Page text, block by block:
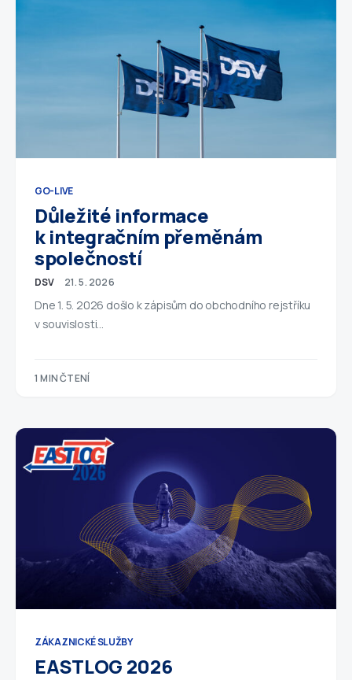
GO-LIVE
Důležité informace
k integračním přeměnám
společností
DSV 21. 5. 2026
Dne 1. 5. 2026 došlo k zápisům do obchodního rejstříku
v souvislosti…
1 MIN ČTENÍ
ZÁKAZNICKÉ SLUŽBY
EASTLOG 2026